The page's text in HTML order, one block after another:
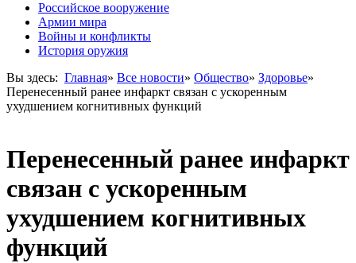
Российское вооружение
Армии мира
Войны и конфликты
История оружия
Вы здесь: Главная» Все новости» Общество» Здоровье»
Перенесенный ранее инфаркт связан с ускоренным
ухудшением когнитивных функций
Перенесенный ранее инфаркт
связан с ускоренным
ухудшением когнитивных
функций